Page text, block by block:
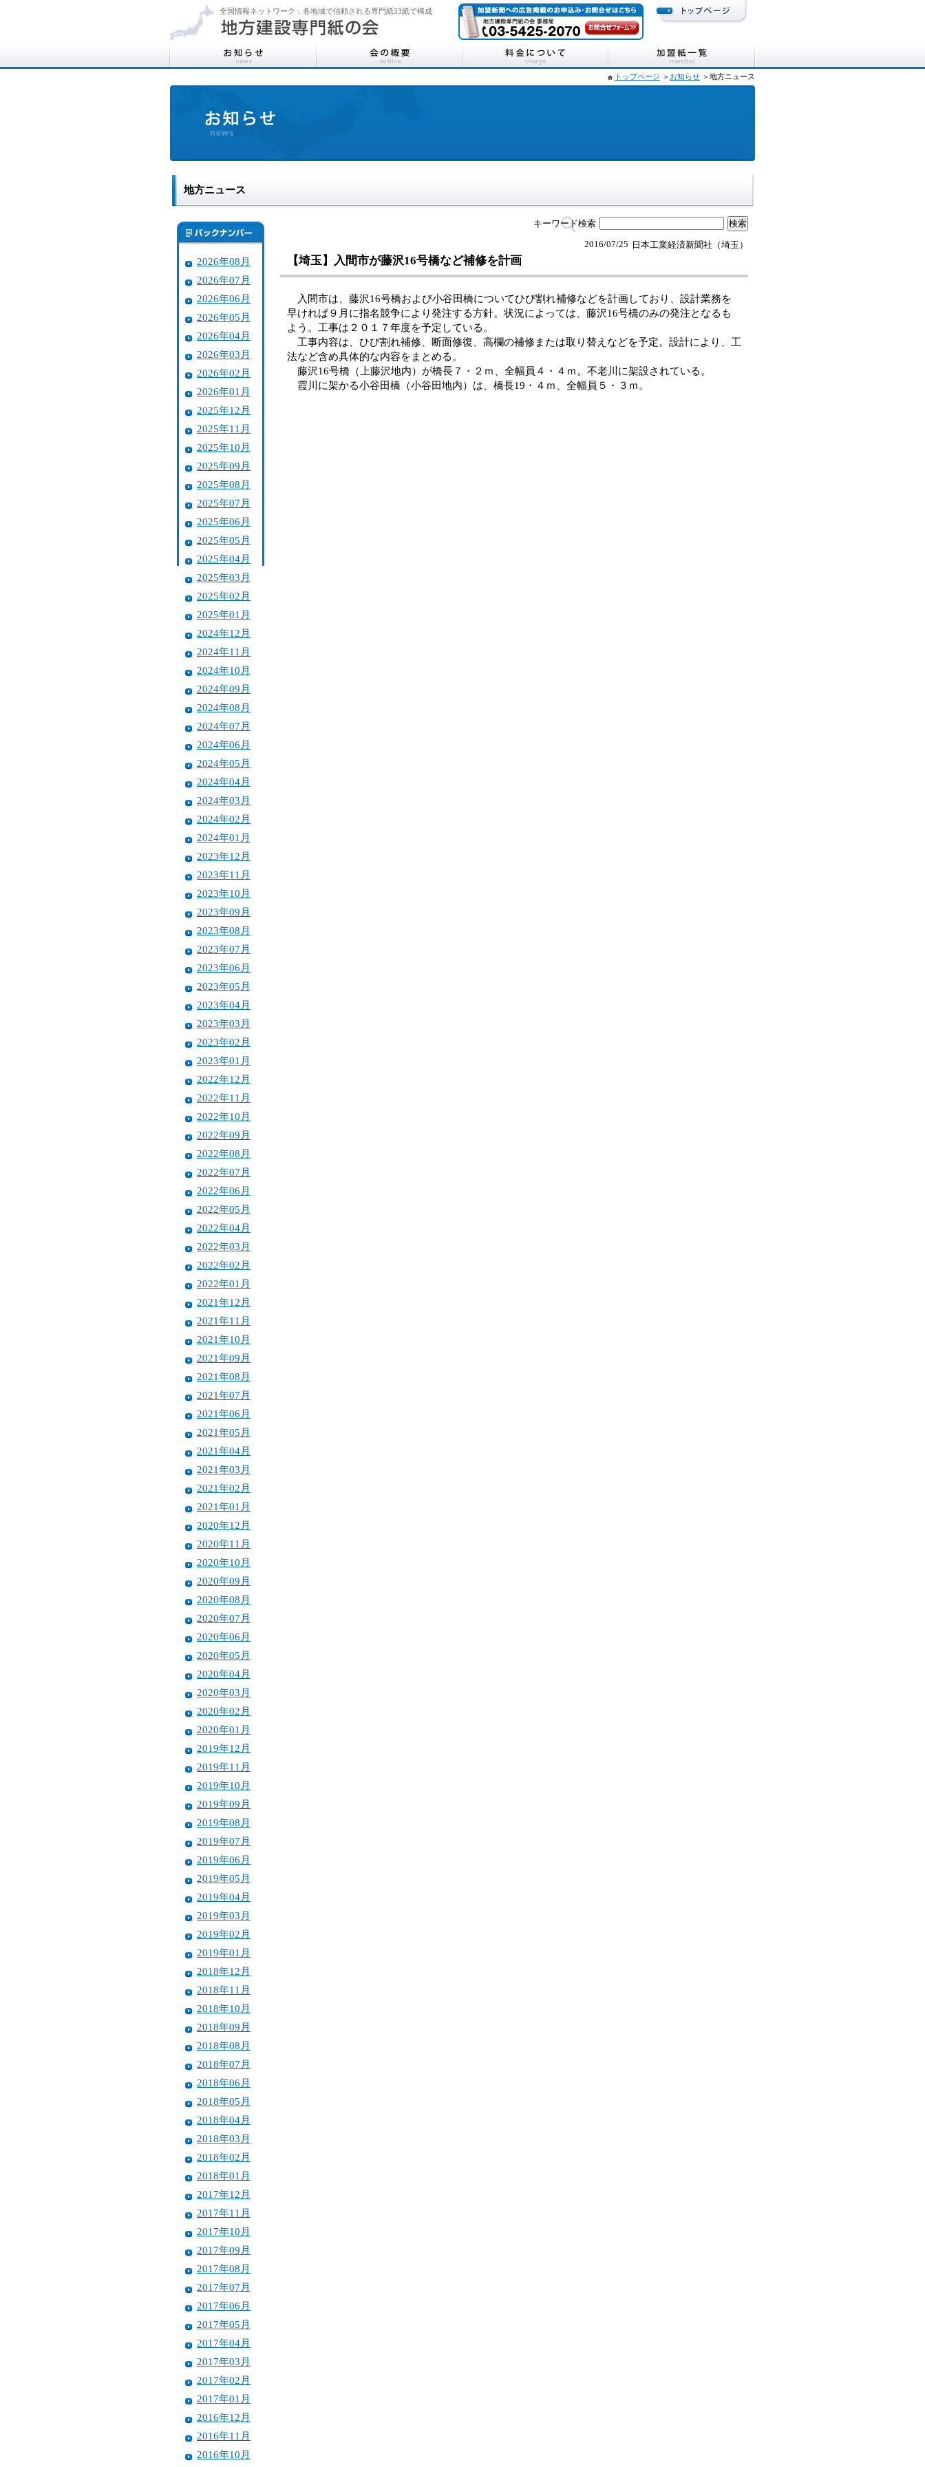
全国情報ネットワーク：各地域で信頼される専門紙33紙で構成
トップページ ＞ お知らせ ＞地方ニュース
地方ニュース
2026年08月
2026年07月
2026年06月
2026年05月
2026年04月
2026年03月
2026年02月
2026年01月
2025年12月
2025年11月
2025年10月
2025年09月
2025年08月
2025年07月
2025年06月
2025年05月
2025年04月
2025年03月
2025年02月
2025年01月
2024年12月
2024年11月
2024年10月
2024年09月
2024年08月
2024年07月
2024年06月
2024年05月
2024年04月
2024年03月
2024年02月
2024年01月
2023年12月
2023年11月
2023年10月
2023年09月
2023年08月
2023年07月
2023年06月
2023年05月
2023年04月
2023年03月
2023年02月
2023年01月
2022年12月
2022年11月
2022年10月
2022年09月
2022年08月
2022年07月
2022年06月
2022年05月
2022年04月
2022年03月
2022年02月
2022年01月
2021年12月
2021年11月
2021年10月
2021年09月
2021年08月
2021年07月
2021年06月
2021年05月
2021年04月
2021年03月
2021年02月
2021年01月
2020年12月
2020年11月
2020年10月
2020年09月
2020年08月
2020年07月
2020年06月
2020年05月
2020年04月
2020年03月
2020年02月
2020年01月
2019年12月
2019年11月
2019年10月
2019年09月
2019年08月
2019年07月
2019年06月
2019年05月
2019年04月
2019年03月
2019年02月
2019年01月
2018年12月
2018年11月
2018年10月
2018年09月
2018年08月
2018年07月
2018年06月
2018年05月
2018年04月
2018年03月
2018年02月
2018年01月
2017年12月
2017年11月
2017年10月
2017年09月
2017年08月
2017年07月
2017年06月
2017年05月
2017年04月
2017年03月
2017年02月
2017年01月
2016年12月
2016年11月
2016年10月
キーワード検索
日本工業経済新聞社（埼玉）
2016/07/25
【埼玉】入間市が藤沢16号橋など補修を計画
入間市は、藤沢16号橋および小谷田橋についてひび割れ補修などを計画しており、設計業務を
早ければ９月に指名競争により発注する方針。状況によっては、藤沢16号橋のみの発注となるも
よう。工事は２０１７年度を予定している。
工事内容は、ひび割れ補修、断面修復、高欄の補修または取り替えなどを予定。設計により、工
法など含め具体的な内容をまとめる。
藤沢16号橋（上藤沢地内）が橋長７・２ｍ、全幅員４・４ｍ。不老川に架設されている。
霞川に架かる小谷田橋（小谷田地内）は、橋長19・４ｍ、全幅員５・３ｍ。